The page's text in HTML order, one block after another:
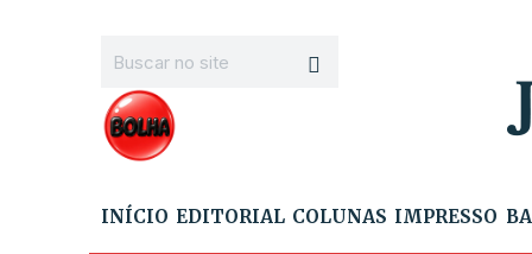
INÍCIO EDITORIAL COLUNAS IMPRESSO